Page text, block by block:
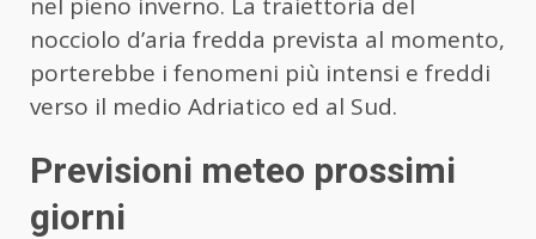
nocciolo d’aria fredda prevista al momento,
porterebbe i fenomeni più intensi e freddi
verso il medio Adriatico ed al Sud.
Previsioni meteo prossimi
giorni